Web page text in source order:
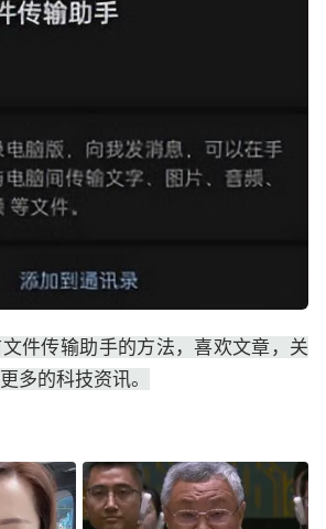
件传输助手的方法，喜欢文章，关
多的科技资讯。